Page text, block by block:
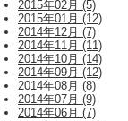
2015年02月 (5)
2015年01月 (12)
2014年12月 (7)
2014年11月 (11)
2014年10月 (14)
2014年09月 (12)
2014年08月 (8)
2014年07月 (9)
2014年06月 (7)